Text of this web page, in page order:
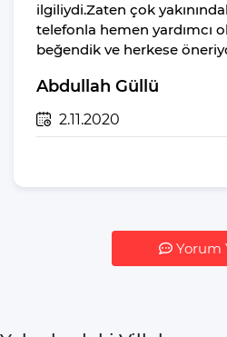
Yiyecek Ve Içecek
İç Havuz Isıtması
ilgiliydi.Zaten çok
telefonla hemen yardımcı
beğendik ve herkese
Abdullah Güllü
2.11.2020
Yorum